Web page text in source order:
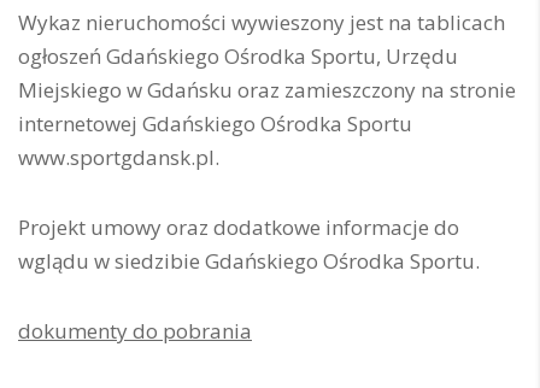
Wykaz nieruchomości wywieszony jest na tablicach
ogłoszeń Gdańskiego Ośrodka Sportu, Urzędu
Miejskiego w Gdańsku oraz zamieszczony na stronie
internetowej Gdańskiego Ośrodka Sportu
www.sportgdansk.pl.
Projekt umowy oraz dodatkowe informacje do
wglądu w siedzibie Gdańskiego Ośrodka Sportu.
dokumenty do pobrania